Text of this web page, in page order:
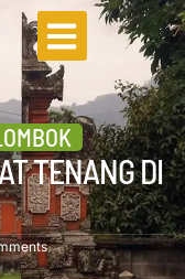
TENANG DI